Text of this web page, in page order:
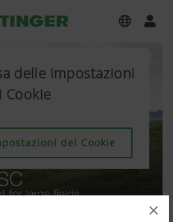
×
delle impostazioni
Cookie
dei Cookie